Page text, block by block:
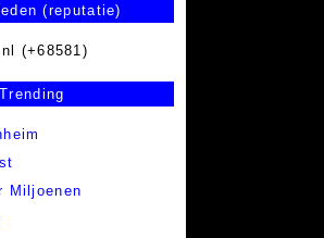
(reputatie)
(+68581)
Trending
Miljoenen